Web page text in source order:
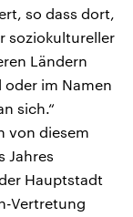
so dass dort,
soziokultureller
Ländern
im Namen
sich.“
von diesem
Jahres
Hauptstadt
Vertretung